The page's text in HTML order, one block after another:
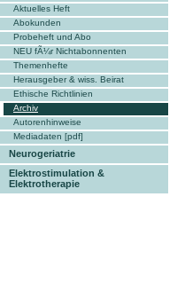
Aktuelles Heft
Abokunden
Probeheft und Abo
NEU fÃ¼r Nichtabonnenten
Themenhefte
Herausgeber & wiss. Beirat
Ethische Richtlinien
Archiv
Autorenhinweise
Mediadaten [pdf]
Neurogeriatrie
Elektrostimulation &
Elektrotherapie